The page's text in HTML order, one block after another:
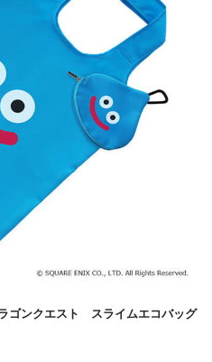
ゴンクエスト スライムエコバッグ